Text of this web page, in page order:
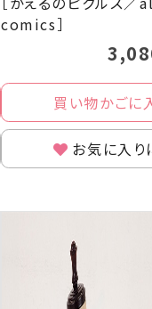
comics］
買い物かごに
お気に入り